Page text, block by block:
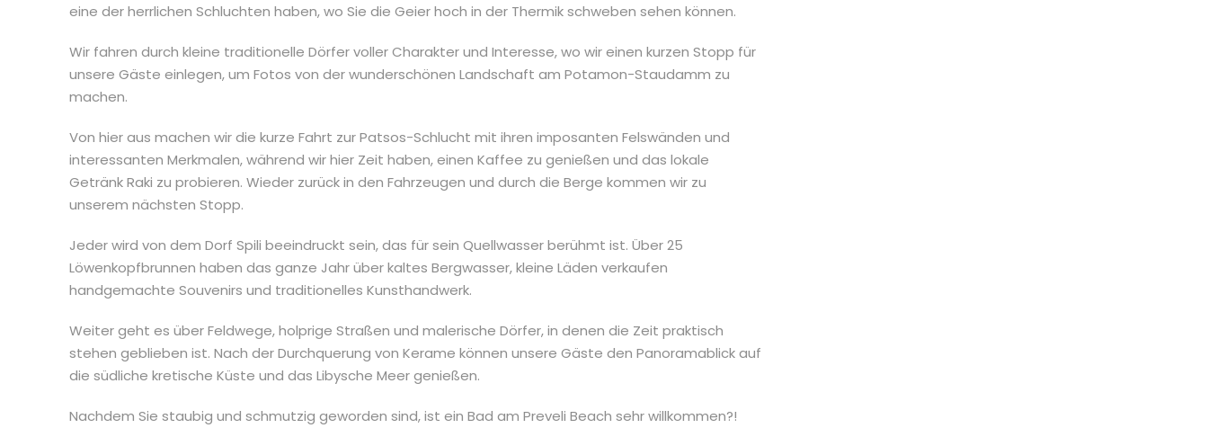
eine der herrlichen Schluchten haben, wo Sie die Geier hoch in der Thermik schweben sehen können.
Wir fahren durch kleine traditionelle Dörfer voller Charakter und Interesse, wo wir einen kurzen Stopp für
unsere Gäste einlegen, um Fotos von der wunderschönen Landschaft am Potamon-Staudamm zu
machen.
Von hier aus machen wir die kurze Fahrt zur Patsos-Schlucht mit ihren imposanten Felswänden und
interessanten Merkmalen, während wir hier Zeit haben, einen Kaffee zu genießen und das lokale
Getränk Raki zu probieren. Wieder zurück in den Fahrzeugen und durch die Berge kommen wir zu
unserem nächsten Stopp.
Jeder wird von dem Dorf Spili beeindruckt sein, das für sein Quellwasser berühmt ist. Über 25
Löwenkopfbrunnen haben das ganze Jahr über kaltes Bergwasser, kleine Läden verkaufen
handgemachte Souvenirs und traditionelles Kunsthandwerk.
Weiter geht es über Feldwege, holprige Straßen und malerische Dörfer, in denen die Zeit praktisch
stehen geblieben ist. Nach der Durchquerung von Kerame können unsere Gäste den Panoramablick auf
die südliche kretische Küste und das Libysche Meer genießen.
Nachdem Sie staubig und schmutzig geworden sind, ist ein Bad am Preveli Beach sehr willkommen?!